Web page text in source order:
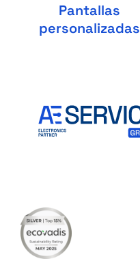
Pantallas
personalizadas